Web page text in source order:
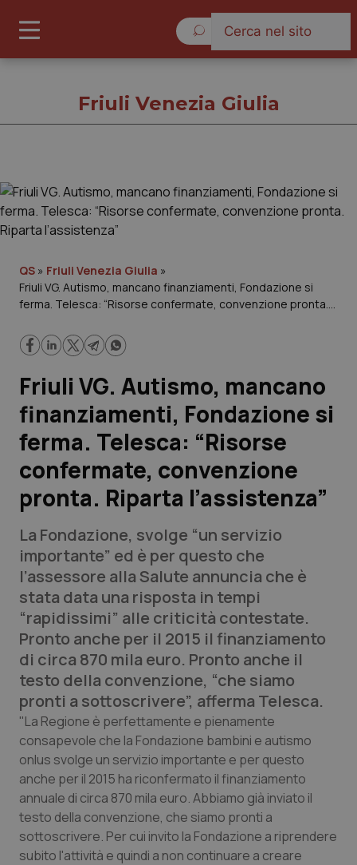
Cronache
Governo e Parlamento
Regioni e Asl
Lavoro e Professioni
Scienza e Farmaci
Studi e Analisi
Lettere al direttore
QS Pro
Professionisti Sanitari.AI
Abruzzo
Basilicata
Calabria
Campania
Emilia-Romagna
Friuli Venezia Giulia
QS Pro Gold
Artrite & artrosi
Asma & BPCO
Car-T
Colesterolo & coronaropatie
Dermatite Atopica
QS Club Newsletter
Friuli Venezia Giulia
QS » Friuli Venezia Giulia »
Friuli VG. Autismo, mancano finanziamenti, Fondazione si
ferma. Telesca: “Risorse confermate, convenzione pronta.
Friuli VG. Autismo, mancano
finanziamenti, Fondazione si
ferma. Telesca: “Risorse
confermate, convenzione
pronta. Riparta l’assistenza”
La Fondazione, svolge “un servizio
importante” ed è per questo che
l’assessore alla Salute annuncia che è
stata data una risposta in tempi
“rapidissimi” alle criticità contestate.
Pronto anche per il 2015 il finanziamento
di circa 870 mila euro. Pronto anche il
testo della convenzione, “che siamo
pronti a sottoscrivere”, afferma Telesca.
"La Regione è perfettamente e pienamente
consapevole che la Fondazione bambini e autismo
onlus svolge un servizio importante e per questo
anche per il 2015 ha riconfermato il finanziamento
annuale di circa 870 mila euro. Abbiamo già inviato il
testo della convenzione, che siamo pronti a
sottoscrivere. Per cui invito la Fondazione a riprendere
subito l'attività e quindi a non continuare a creare